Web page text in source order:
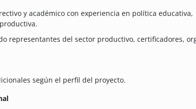
y académico con experiencia en política educativa,
representantes del sector productivo, certificadores,
según el perfil del proyecto.